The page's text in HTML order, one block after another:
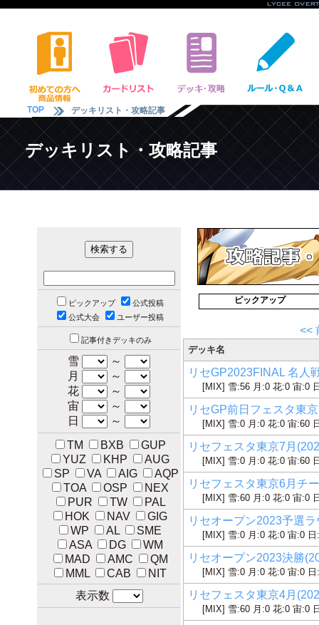
TOP デッキリスト・攻略記事
デッキリスト・攻略記事
ピックアップ
公式投稿
公式大会
ユーザー投稿
記事付きデッキのみ
雪
～
月
～
花
～
宙
～
日
～
TM
BXB
GUP
YUZ
KHP
AUG
SP
VA AIG
AQP
TOA
OSP
NEX
PUR
TW
PAL
HOK
NAV
GIG
WP
AL
SME
ASA
DG
WM
MAD
AMC
QM
MML
CAB
NIT
表示数
ピックアップ
<<
デッキ名
リセGP2023FINAL 名人
[MIX] 雪:56 月:0 花:0 宙:0
リセGP前日フェスタ東
[MIX] 雪:0 月:0 花:0 宙:60
リセフェスタ東京7月
[MIX] 雪:0 月:0 花:0 宙:60
リセフェスタ東京6月チ
[MIX] 雪:60 月:0 花:0 宙:0
リセオープン2023予選
[MIX] 雪:0 月:0 花:0 宙:0
リセオープン2023決勝
[MIX] 雪:0 月:0 花:0 宙:0
リセフェスタ東京4月
[MIX] 雪:60 月:0 花:0 宙:0